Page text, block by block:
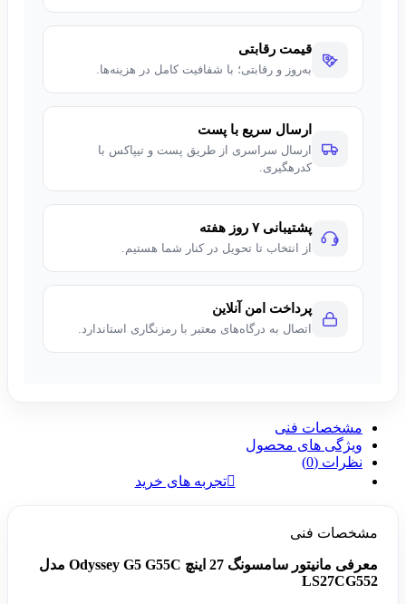
قیمت رقابتی
به‌روز و رقابتی؛ با شفافیت کامل در هزینه‌ها.
ارسال سریع با پست
ارسال سراسری از طریق پست و تیپاکس با
کدرهگیری.
پشتیبانی ۷ روز هفته
از انتخاب تا تحویل در کنار شما هستیم.
پرداخت امن آنلاین
اتصال به درگاه‌های معتبر با رمزنگاری استاندارد.
مشخصات فنی
ویژگی های محصول
نظرات (0)
تجربه های خرید
مشخصات فنی
معرفی مانیتور سامسونگ 27 اینچ Odyssey G5 G55C مدل
LS27CG552